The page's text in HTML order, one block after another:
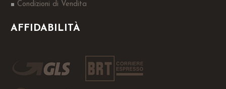
Condizioni di Vendita
AFFIDABILITÀ